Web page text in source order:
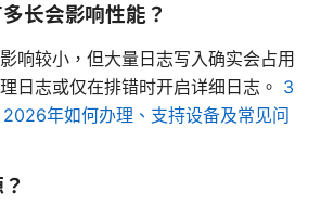
长会影响性能？
响较小，但大量日志写入确实会占用
日志或仅在排错时开启详细日志。 3
年如何办理、支持设备及常见问